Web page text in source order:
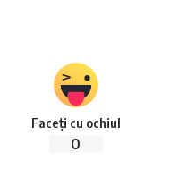
Faceți cu ochiul
0